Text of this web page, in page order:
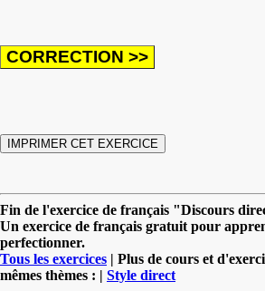
Fin de l'exercice de français "Discours
Un exercice de français gratuit pour
perfectionner.
Tous les exercices | Plus de cours et
mêmes thèmes : | Style direct